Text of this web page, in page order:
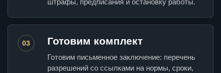
штрафы, предписания и остановку работы.
03 Готовим комплект
Готовим письменное заключение: перечень
разрешений со ссылками на нормы, сроки,